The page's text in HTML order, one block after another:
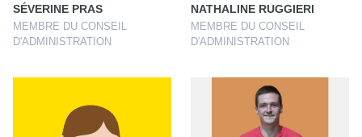
SÉVERINE PRAS
MEMBRE DU CONSEIL
D'ADMINISTRATION
NATHALINE RUGGIERI
MEMBRE DU CONSEIL
D'ADMINISTRATION